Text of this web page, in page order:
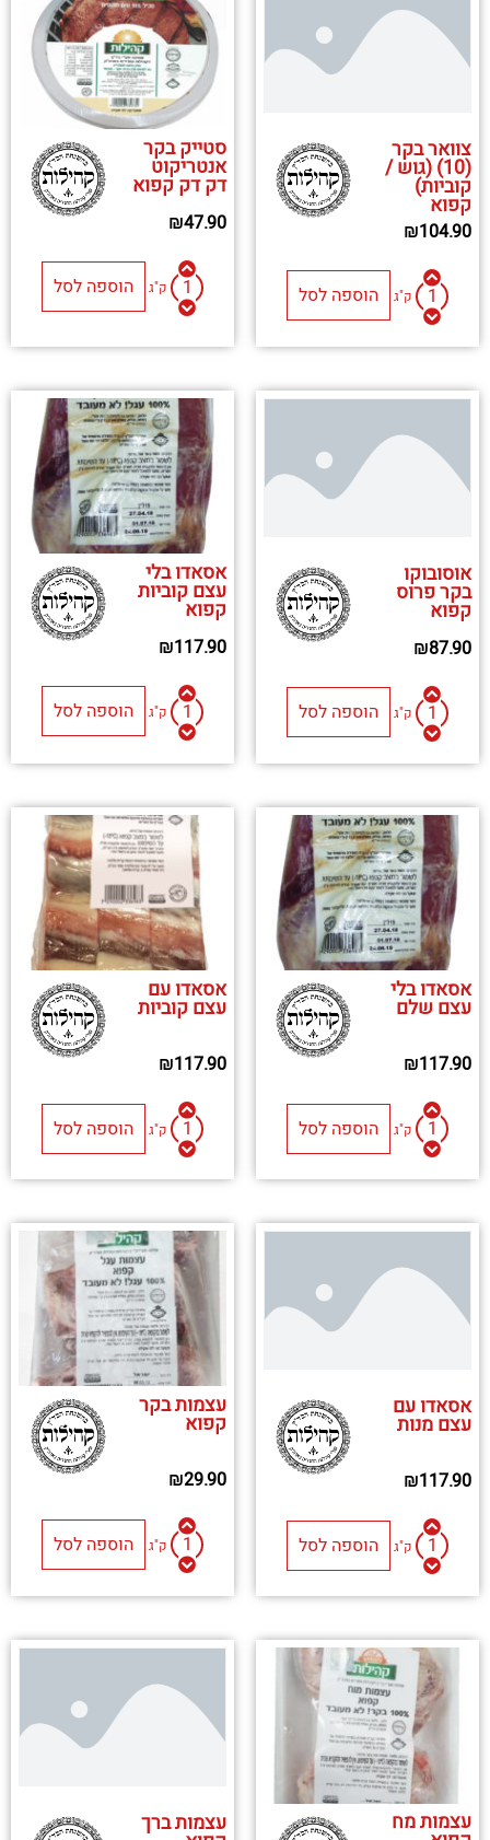
צוואר בקר
(10) (גוש /
קוביות)
קפוא
₪104.90
ק"ג הוספה לסל
סטייק בקר
אנטריקוט
דק דק קפוא
₪47.90
ק"ג הוספה לסל
אוסובוקו
בקר פרוס
קפוא
₪87.90
ק"ג הוספה לסל
אסאדו בלי
עצם קוביות
קפוא
₪117.90
ק"ג הוספה לסל
אסאדו בלי
עצם שלם
₪117.90
ק"ג הוספה לסל
אסאדו עם
עצם קוביות
₪117.90
ק"ג הוספה לסל
אסאדו עם
עצם מנות
₪117.90
ק"ג הוספה לסל
עצמות בקר
קפוא
₪29.90
ק"ג הוספה לסל
עצמות מח עצמות ברך